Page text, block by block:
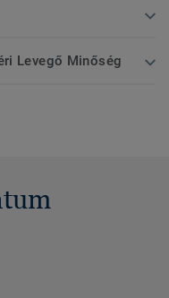
Levegő Minőség